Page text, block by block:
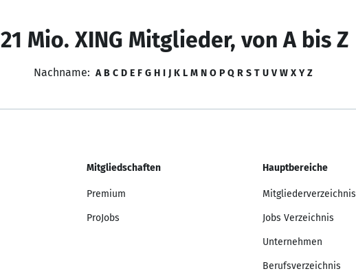
21 Mio. XING Mitglieder, von A bis Z
Nachname: A B C D E F G H I J K L M N O P Q R S T U V W X Y Z
Mitgliedschaften
Premium
ProJobs
Hauptbereiche
Mitgliederverzeichnis
Jobs Verzeichnis
Unternehmen
Berufsverzeichnis